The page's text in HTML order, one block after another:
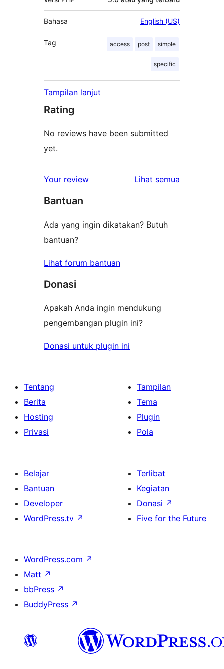
Bahasa English (US)
Tag access post simple
specific
Tampilan lanjut
Rating
No reviews have been submitted
yet.
Your review Lihat semua
Bantuan
Ada yang ingin dikatakan? Butuh
bantuan?
Lihat forum bantuan
Donasi
Apakah Anda ingin mendukung
pengembangan plugin ini?
Donasi untuk plugin ini
Tentang
Berita
Hosting
Privasi
Tampilan
Tema
Plugin
Pola
Belajar
Bantuan
Developer
WordPress.tv ↗
Terlibat
Kegiatan
Donasi ↗
Five for the Future
WordPress.com ↗
Matt ↗
bbPress ↗
BuddyPress ↗